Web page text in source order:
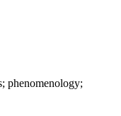
phenomenology;